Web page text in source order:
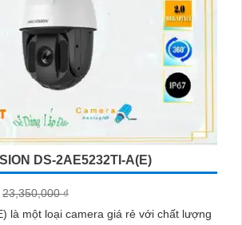
DS-2AE5232TI-A(E)
23,350,000 ₫
là một loại camera giá rẻ với chất lượng